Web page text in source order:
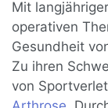
Mit
operativen
Gesundheit
Zu ihren
von